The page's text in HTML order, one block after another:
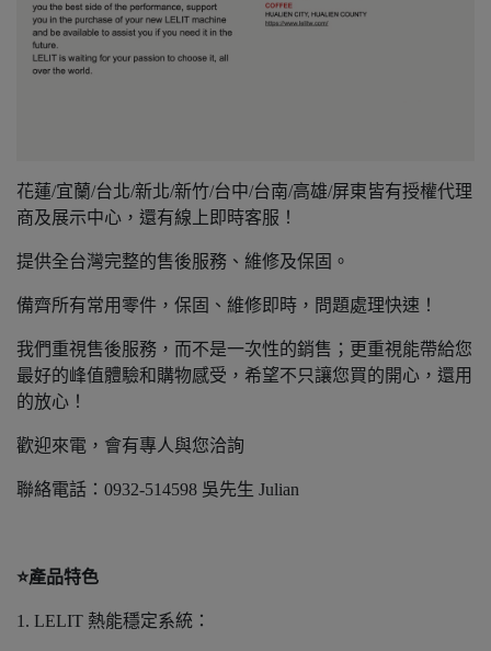
花蓮/宜蘭/台北/新北/新竹/台中/台南/高雄/屏東皆有授權代理
商及展示中心，還有線上即時客服！
提供全台灣完整的售後服務、維修及保固。
備齊所有常用零件，保固、維修即時，問題處理快速！
我們重視售後服務，而不是一次性的銷售；更重視能帶給您
最好的峰值體驗和購物感受，希望不只讓您買的開心，還用
的放心！
歡迎來電，會有專人與您洽詢
聯絡電話：0932-514598 吳先生 Julian
⭐️產品特色
1. LELIT 熱能穩定系統：